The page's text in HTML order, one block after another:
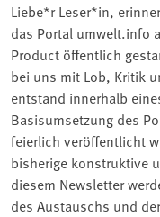
Liebe*r Leser*in,
das Portal umwelt.info
Product öffentlich
bei uns mit Lob, Kritik
entstand innerhalb
Basisumsetzung des
feierlich veröffentlicht
bisherige konstruktive
diesem Newsletter
des Austauschs und